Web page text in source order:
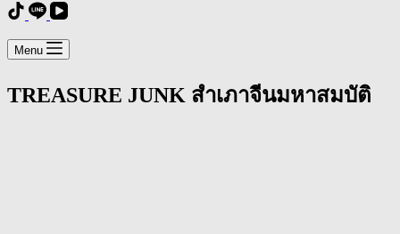
Menu
TREASURE JUNK สำเภาจีนมหาสมบัติ